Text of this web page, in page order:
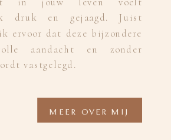
MEER OVER MIJ
druk en gejaagd. Juist
ervoor dat deze bijzondere
aandacht en zonder
vastgelegd.